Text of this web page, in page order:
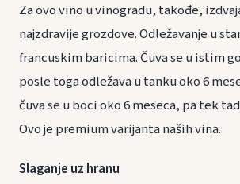
Za ovo vino u vinogradu, takođe,
najzdravije grozdove. Odležavanje u
francuskim baricima. Čuva se u istim
posle toga odležava u tanku oko 6
čuva se u boci oko 6 meseca, pa tek
Ovo je premium varijanta naših vina.
Slaganje uz hranu